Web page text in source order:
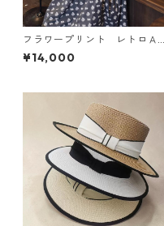
フラワープリント レトロＡ
ラインスカート N SLSK094
¥14,000